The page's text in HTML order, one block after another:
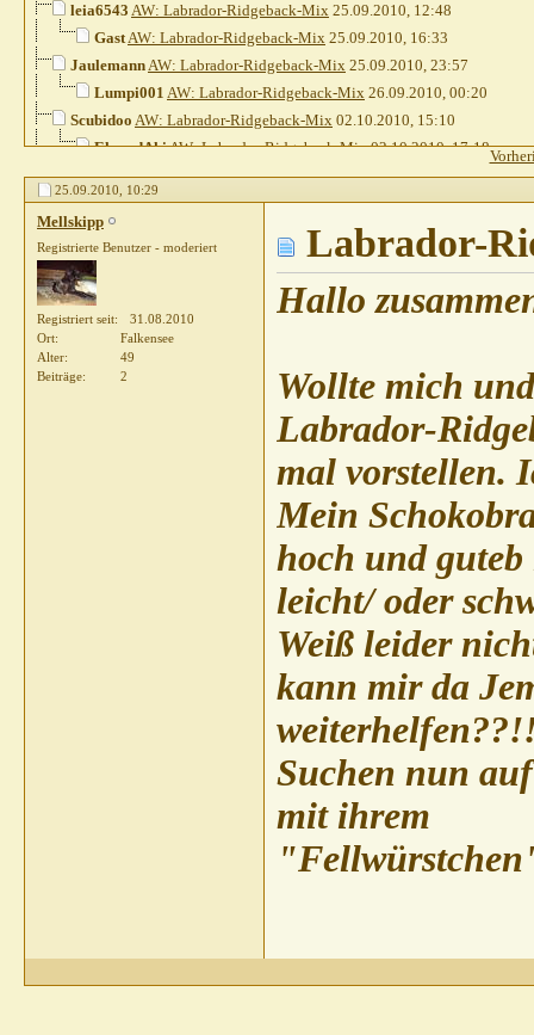
leia6543 AW: Labrador-Ridgeback-Mix 25.09.2010, 12:48
GastAW: Labrador-Ridgeback-Mix 25.09.2010, 16:33
JaulemannAW: Labrador-Ridgeback-Mix 25.09.2010, 23:57
Lumpi001 AW: Labrador-Ridgeback-Mix 26.09.2010, 00:20
Scubidoo AW: Labrador-Ridgeback-Mix 02.10.2010, 15:10
ElaundAkiAW: Labrador-Ridgeback-Mix02.10.2010,17:18
RumkugelAW: Labrador-Ridgeback-Mix02.10.2010,17:40
Ayana3110AW: Labrador-Ridgeback-Mix02.10.2010,
FeliAW: Labrador-Ridgeback-Mix 02.10.2010,
MellskippAW: Labrador-Ridgeback-Mix04.10.2010,17:21
Truwie
AW: Labrador-Ridgeback-Mix07.10.2010,
25.09.2010, 10:29
Mellskipp
Registrierte Benutzer - moderiert
Registriert seit
31.08.2010
Ort
Falkensee
Alter
49
Beiträge
2
Labrador-
Hallo
Wollte mich
Labrador-
mal vorstellen.
Mein
hoch und guteb
leicht/ oder
Weiß leider
kann mir da
Suchen nun
mit ihrem